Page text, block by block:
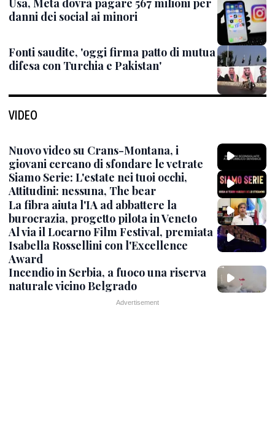
Usa, Meta dovrà pagare 567 milioni per
danni dei social ai minori
Fonti saudite, 'oggi firma patto di mutua
difesa con Turchia e Pakistan'
VIDEO
Nuovo video su Crans-Montana, i
giovani cercano di sfondare le vetrate
Siamo Serie: L'estate nei tuoi occhi,
Attitudini: nessuna, The bear
La fibra aiuta l'IA ad abbattere la
burocrazia, progetto pilota in Veneto
Al via il Locarno Film Festival, premiata
Isabella Rossellini con l'Excellence
Award
Incendio in Serbia, a fuoco una riserva
naturale vicino Belgrado